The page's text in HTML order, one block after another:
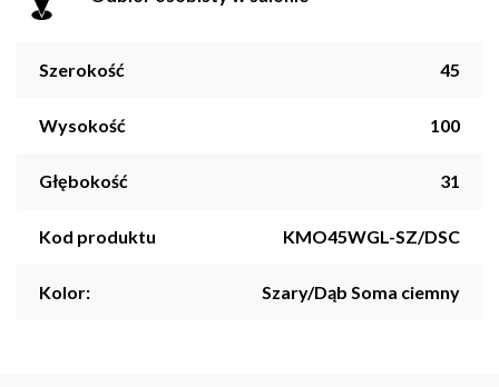
Szerokość 45
Wysokość 100
Głębokość 31
Kod produktu KMO45WGL-SZ/DSC
Kolor: Szary/Dąb Soma ciemny